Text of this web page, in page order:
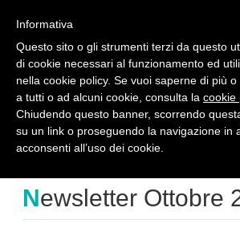
Rassegna
home rassegna newsletter ottobre 2020
Newsletter Ottobre
Informativa
Questo sito o gli strumenti terzi da questo
di cookie necessari al funzionamento ed
nella cookie policy. Se vuoi saperne di più
a tutti o ad alcuni cookie, consulta la cookie
Chiudendo questo banner, scorrendo
su un link o proseguendo la navigazione in
acconsenti all’uso dei cookie.